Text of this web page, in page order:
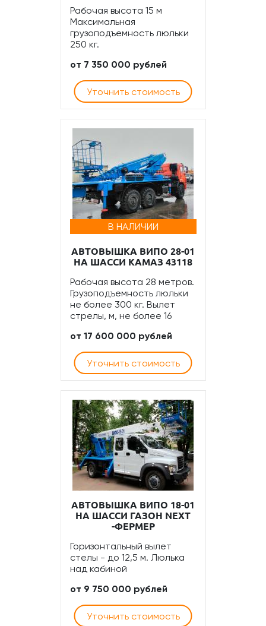
Рабочая высота 15 м
Максимальная
грузоподъемность люльки
250 кг.
от 7 350 000 рублей
Уточнить стоимость
В НАЛИЧИИ
АВТОВЫШКА ВИПО 28-01
НА ШАССИ КАМАЗ 43118
Рабочая высота 28 метров.
Грузоподъемность люльки
не более 300 кг. Вылет
стрелы, м, не более 16
от 17 600 000 рублей
Уточнить стоимость
АВТОВЫШКА ВИПО 18-01
НА ШАССИ ГАЗОН NEXT
-ФЕРМЕР
Горизонтальный вылет
стелы - до 12,5 м. Люлька
над кабиной
от 9 750 000 рублей
Уточнить стоимость